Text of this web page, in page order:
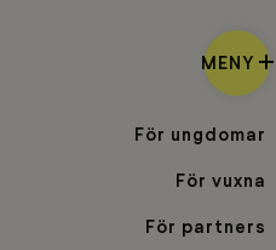
För ungdomar
För vuxna
För partners
MENY